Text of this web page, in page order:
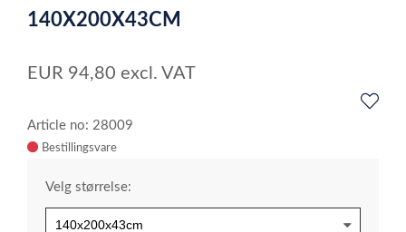
1
140X200X43CM
EUR 94,80 excl. VAT
Article no: 28009
Velg størrelse: